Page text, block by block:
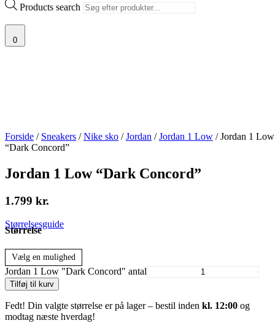
Products search
0
Forside / Sneakers /Nike sko /Jordan /Jordan 1 Low / Jordan 1 Low
“Dark Concord”
Jordan 1 Low “Dark Concord”
1.799 kr.
Størrelsesguide
Størrelse
Vælg en mulighed
Jordan 1 Low "Dark Concord" antal
Tilføj til kurv
Fedt! Din valgte størrelse er på lager – bestil inden kl. 12:00 og
modtag næste hverdag!